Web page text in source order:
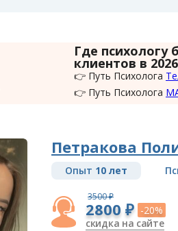
Где психологу
клиентов в
👉 Путь Психолога
👉 Путь Психолога
Петракова
Опыт 10 лет
3500 ₽
2800 ₽ -20%
скидка на сайте